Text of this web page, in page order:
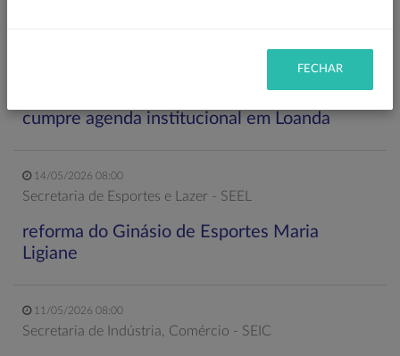
cumpre agenda institucional em Loanda
14/05/2026 08:00
Secretaria de Esportes e Lazer - SEEL
reforma do Ginásio de Esportes Maria
Ligiane
11/05/2026 08:00
Secretaria de Indústria, Comércio - SEIC
FECHAR